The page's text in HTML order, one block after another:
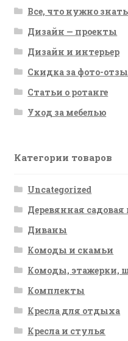
Все, что нужно
Дизайн — проекты
Дизайн и интерьер
Скидка за фото-
Статьи о ротанге
Уход за мебелью
Категории товаров
Uncategorized
Деревянная садовая
Диваны
Комоды и скамьи
Комоды, этажерки,
Комплекты
Кресла для отдыха
Кресла и стулья